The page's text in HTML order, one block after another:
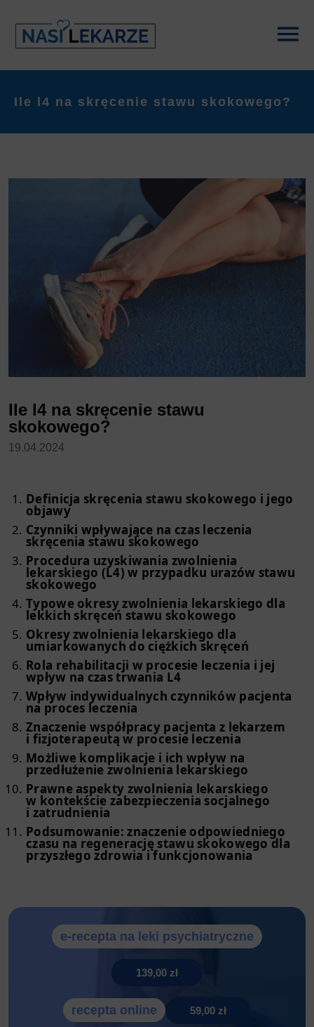
Ile l4 na skręcenie stawu skokowego?
Ile l4 na skręcenie stawu
skokowego?
19.04.2024
Definicja skręcenia stawu skokowego i jego
objawy
Czynniki wpływające na czas leczenia
skręcenia stawu skokowego
Procedura uzyskiwania zwolnienia
lekarskiego (L4) w przypadku urazów stawu
skokowego
Typowe okresy zwolnienia lekarskiego dla
lekkich skręceń stawu skokowego
Okresy zwolnienia lekarskiego dla
umiarkowanych do ciężkich skręceń
Rola rehabilitacji w procesie leczenia i jej
wpływ na czas trwania L4
Wpływ indywidualnych czynników pacjenta
na proces leczenia
Znaczenie współpracy pacjenta z lekarzem
i fizjoterapeutą w procesie leczenia
Możliwe komplikacje i ich wpływ na
przedłużenie zwolnienia lekarskiego
Prawne aspekty zwolnienia lekarskiego
w kontekście zabezpieczenia socjalnego
i zatrudnienia
Podsumowanie: znaczenie odpowiedniego
czasu na regenerację stawu skokowego dla
przyszłego zdrowia i funkcjonowania
e-recepta na leki psychiatryczne
139,00 zł
recepta online 59,00 zł